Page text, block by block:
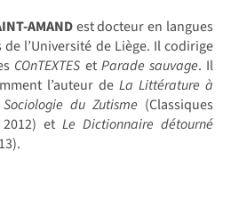
AMANDest docteur en langues
l’Université de Liège. Il codirige
COnTEXTES et Parade sauvage. Il
l’auteur deLa Littérature à
Sociologie du Zutisme (Classiques
2012) etLe Dictionnaire détourné